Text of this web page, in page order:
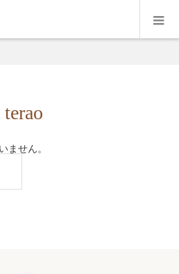
terao
ません。